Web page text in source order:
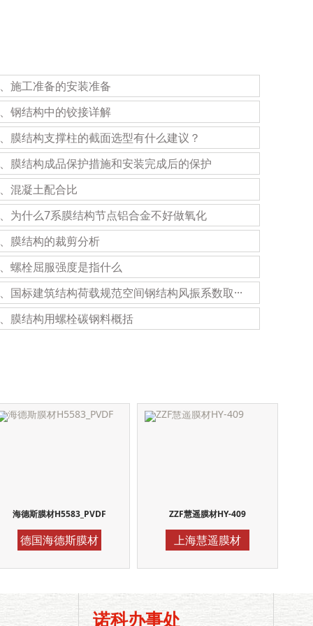
施工准备的安装准备
钢结构中的铰接详解
膜结构支撑柱的截面选型有什么建议？
膜结构成品保护措施和安装完成后的保护
混凝土配合比
为什么7系膜结构节点铝合金不好做氧化
膜结构的裁剪分析
螺栓屈服强度是指什么
国标建筑结构荷载规范空间钢结构风振系数取···
膜结构用螺栓碳钢料概括
海德斯膜材H5583_PVDF
德国海德斯膜材
ZZF慧遥膜材HY-409
上海慧遥膜材
诺科办事处